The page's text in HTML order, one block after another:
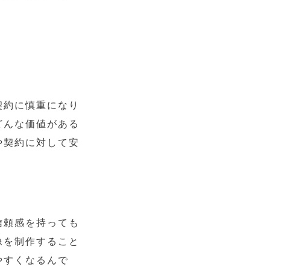
に慎重になり
な価値がある
約に対して安
感を持っても
制作すること
くなるんで